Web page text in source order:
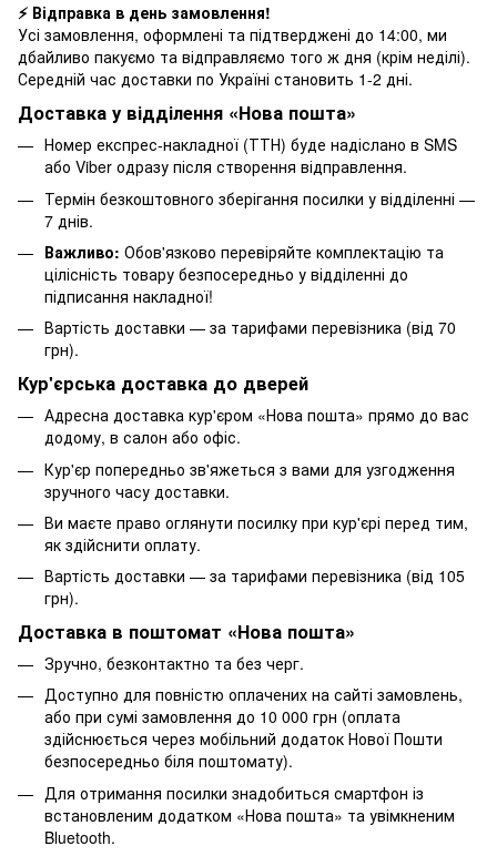
⚡ Відправка в день замовлення!
Усі замовлення, оформлені та підтверджені до 14:00, ми
дбайливо пакуємо та відправляємо того ж дня (крім неділі).
Середній час доставки по Україні становить 1-2 дні.
Доставка у відділення «Нова пошта»
Номер експрес-накладної (ТТН) буде надіслано в SMS
або Viber одразу після створення відправлення.
Термін безкоштовного зберігання посилки у відділенні —
7 днів.
Важливо: Обов'язково перевіряйте комплектацію та
цілісність товару безпосередньо у відділенні до
підписання накладної!
Вартість доставки — за тарифами перевізника (від 70
грн).
Кур'єрська доставка до дверей
Адресна доставка кур'єром «Нова пошта» прямо до вас
додому, в салон або офіс.
Кур'єр попередньо зв'яжеться з вами для узгодження
зручного часу доставки.
Ви маєте право оглянути посилку при кур'єрі перед тим,
як здійснити оплату.
Вартість доставки — за тарифами перевізника (від 105
грн).
Доставка в поштомат «Нова пошта»
Зручно, безконтактно та без черг.
Доступно для повністю оплачених на сайті замовлень,
або при сумі замовлення до 10 000 грн (оплата
здійснюється через мобільний додаток Нової Пошти
безпосередньо біля поштомату).
Для отримання посилки знадобиться смартфон із
встановленим додатком «Нова пошта» та увімкненим
Bluetooth.